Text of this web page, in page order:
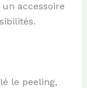
accessoire
le peeling,